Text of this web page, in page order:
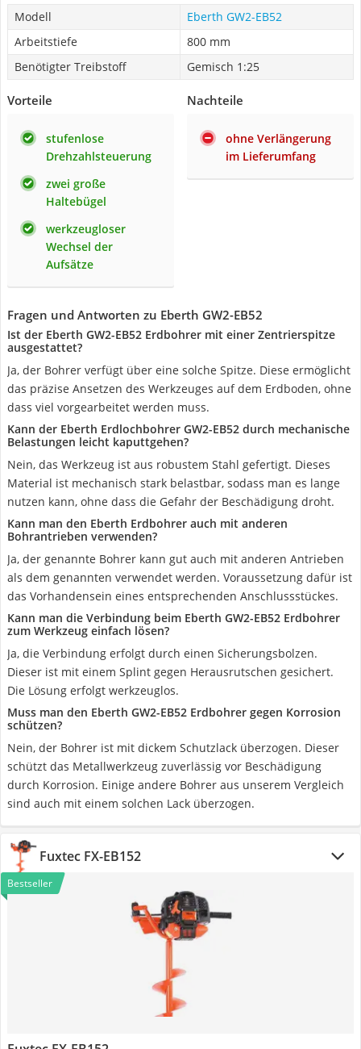
Modell
Eberth ‎GW2-EB52
Arbeitstiefe
800 mm
Benötigter Treibstoff
Gemisch 1:25
Vorteile
stufenlose
Drehzahlsteuerung
zwei große
Haltebügel
werkzeugloser
Wechsel der
Aufsätze
Nachteile
ohne Verlängerung
im Lieferumfang
Fragen und Antworten zu Eberth ‎GW2-EB52
Ist der Eberth ‎GW2-EB52 Erdbohrer mit einer Zentrierspitze
ausgestattet?
Ja, der Bohrer verfügt über eine solche Spitze. Diese ermöglicht
das präzise Ansetzen des Werkzeuges auf dem Erdboden, ohne
dass viel vorgearbeitet werden muss.
Kann der Eberth Erdlochbohrer GW2-EB52 durch mechanische
Belastungen leicht kaputtgehen?
Nein, das Werkzeug ist aus robustem Stahl gefertigt. Dieses
Material ist mechanisch stark belastbar, sodass man es lange
nutzen kann, ohne dass die Gefahr der Beschädigung droht.
Kann man den Eberth Erdbohrer auch mit anderen
Bohrantrieben verwenden?
Ja, der genannte Bohrer kann gut auch mit anderen Antrieben
als dem genannten verwendet werden. Voraussetzung dafür ist
das Vorhandensein eines entsprechenden Anschlussstückes.
Kann man die Verbindung beim Eberth ‎GW2-EB52 Erdbohrer
zum Werkzeug einfach lösen?
Ja, die Verbindung erfolgt durch einen Sicherungsbolzen.
Dieser ist mit einem Splint gegen Herausrutschen gesichert.
Die Lösung erfolgt werkzeuglos.
Muss man den Eberth ‎GW2-EB52 Erdbohrer gegen Korrosion
schützen?
Nein, der Bohrer ist mit dickem Schutzlack überzogen. Dieser
schützt das Metallwerkzeug zuverlässig vor Beschädigung
durch Korrosion. Einige andere Bohrer aus unserem Vergleich
sind auch mit einem solchen Lack überzogen.
Fuxtec FX-EB152
Bestseller